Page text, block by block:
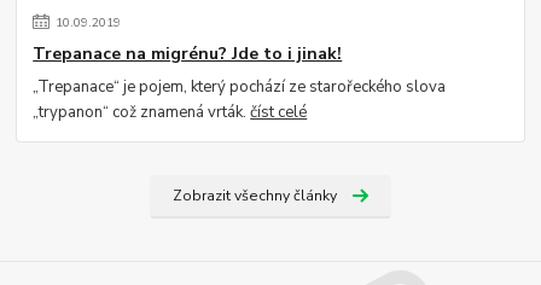
10.09.2019
Trepanace na migrénu? Jde to i jinak!
„Trepanace“ je pojem, který pochází ze starořeckého slova
„trypanon“ což znamená vrták.číst celé
Zobrazit všechny články